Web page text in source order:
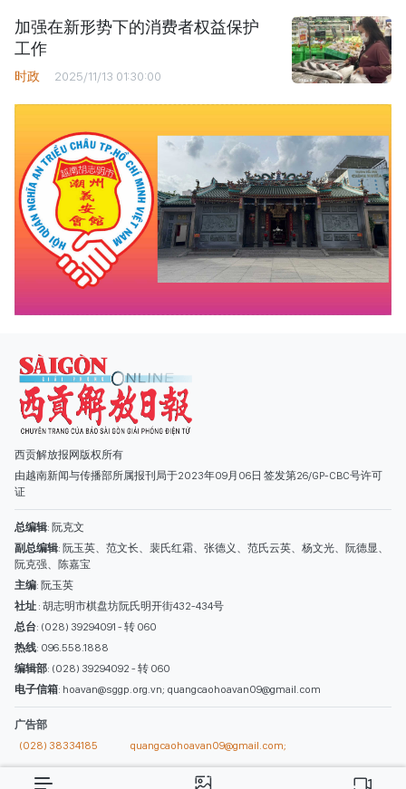
加强在新形势下的消费者权益保护
工作
时政 2025/11/13 01:30:00
西贡解放报网版权所有
由越南新闻与传播部所属报刊局于2023年09月06日 签发第26/GP-CBC号许可
证
总编辑: 阮克文
副总编辑: 阮玉英、范文长、裴氏红霜、张德义、范氏云英、杨文光、阮德显、
阮克强、陈嘉宝
主编: 阮玉英
社址 : 胡志明市棋盘坊阮氏明开街432-434号
总台: (028) 39294091 - 转 060
热线: 096.558.1888
编辑部: (028) 39294092 - 转 060
电子信箱: hoavan@sggp.org.vn; quangcaohoavan09@gmail.com
广告部
(028) 38334185
quangcaohoavan09@gmail.com;